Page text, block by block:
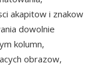
akapitow i znakow
dowolnie
kolumn,
obrazow,